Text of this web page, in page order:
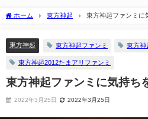
ホーム 東方神起 東方神起ファンミに
東方神起 東方神起ファンミ 東方神
東方神起2012たまアリファンミ
東方神起ファンミに気持ち
2022年3月25日 2022年3月25日